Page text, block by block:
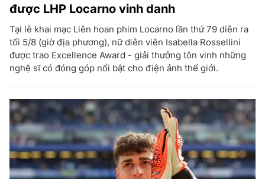
được LHP Locarno vinh danh
Tại lễ khai mạc Liên hoan phim Locarno lần thứ 79 diễn ra
tối 5/8 (giờ địa phương), nữ diễn viên Isabella Rossellini
được trao Excellence Award - giải thưởng tôn vinh những
nghệ sĩ có đóng góp nổi bật cho điện ảnh thế giới.